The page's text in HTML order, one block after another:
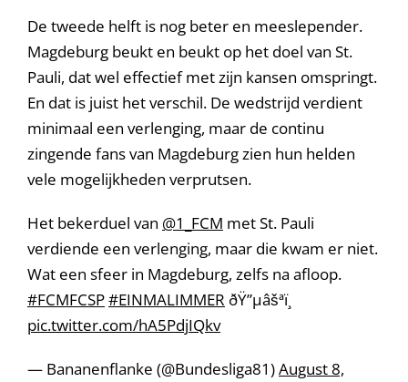
De tweede helft is nog beter en meeslepender.
Magdeburg beukt en beukt op het doel van St.
Pauli, dat wel effectief met zijn kansen omspringt.
En dat is juist het verschil. De wedstrijd verdient
minimaal een verlenging, maar de continu
zingende fans van Magdeburg zien hun helden
vele mogelijkheden verprutsen.
Het bekerduel van @1_FCM met St. Pauli
verdiende een verlenging, maar die kwam er niet.
Wat een sfeer in Magdeburg, zelfs na afloop.
#FCMFCSP#EINMALIMMER ðŸ”µâšªï¸
pic.twitter.com/hA5PdjIQkv
— Bananenflanke (@Bundesliga81)August 8,